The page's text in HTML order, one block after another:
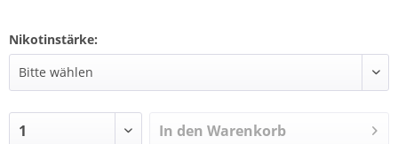
Nikotinstärke:
In den Warenkorb